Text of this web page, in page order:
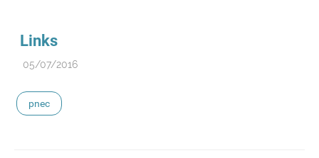
Links
05/07/2016
pnec